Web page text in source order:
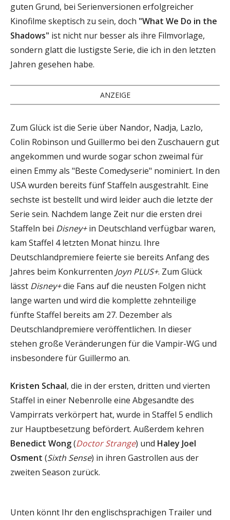
guten Grund, bei Serienversionen erfolgreicher
Kinofilme skeptisch zu sein, doch "What We Do in the
Shadows" ist nicht nur besser als ihre Filmvorlage,
sondern glatt die lustigste Serie, die ich in den letzten
Jahren gesehen habe.
ANZEIGE
Zum Glück ist die Serie über Nandor, Nadja, Lazlo,
Colin Robinson und Guillermo bei den Zuschauern gut
angekommen und wurde sogar schon zweimal für
einen Emmy als "Beste Comedyserie" nominiert. In den
USA wurden bereits fünf Staffeln ausgestrahlt. Eine
sechste ist bestellt und wird leider auch die letzte der
Serie sein. Nachdem lange Zeit nur die ersten drei
Staffeln bei Disney+in Deutschland verfügbar waren,
kam Staffel 4 letzten Monat hinzu. Ihre
Deutschlandpremiere feierte sie bereits Anfang des
Jahres beim Konkurrenten Joyn PLUS+. Zum Glück
lässt Disney+die Fans auf die neusten Folgen nicht
lange warten und wird die komplette zehnteilige
fünfte Staffel bereits am 27. Dezember als
Deutschlandpremiere veröffentlichen. In dieser
stehen große Veränderungen für die Vampir-WG und
insbesondere für Guillermo an.
Kristen Schaal, die in der ersten, dritten und vierten
Staffel in einer Nebenrolle eine Abgesandte des
Vampirrats verkörpert hat, wurde in Staffel 5 endlich
zur Hauptbesetzung befördert. Außerdem kehren
Benedict Wong(Doctor Strange) und Haley Joel
Osment (Sixth Sense) in ihren Gastrollen aus der
zweiten Season zurück.
Unten könnt Ihr den englischsprachigen Trailer und